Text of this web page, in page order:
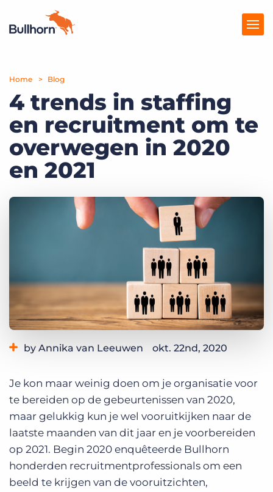
Producten
Prijzen
Kennisbank
Marketplace
Vraag een demo aan Inloggen
Home Blog
4 trends in staffing
en recruitment om te
overwegen in 2020
en 2021
by Annika van Leeuwen okt. 22nd, 2020
Je kon maar weinig doen om je organisatie voor
te bereiden op de gebeurtenissen van 2020,
maar gelukkig kun je wel vooruitkijken naar de
laatste maanden van dit jaar en je voorbereiden
op 2021. Begin 2020 enquêteerde Bullhorn
honderden recruitmentprofessionals om een
beeld te krijgen van de vooruitzichten,